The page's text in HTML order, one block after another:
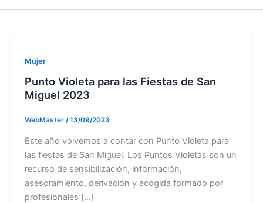
Mujer
Punto Violeta para las Fiestas de San
Miguel 2023
WebMaster /13/09/2023
Este año volvemos a contar con Punto Violeta para
las fiestas de San Miguel. Los Puntos Violetas son un
recurso de sensibilización, información,
asesoramiento, derivación y acogida formado por
profesionales […]